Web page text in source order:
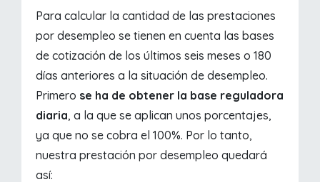
Para calcular la cantidad de las prestaciones
por desempleo se tienen en cuenta las bases
de cotización de los últimos seis meses o 180
días anteriores a la situación de desempleo.
Primero se ha de obtener la base reguladora
diaria, a la que se aplican unos porcentajes,
ya que no se cobra el 100%. Por lo tanto,
nuestra prestación por desempleo quedará
así: